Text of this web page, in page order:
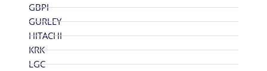
GBPI
GURLEY
HITACHI
KRK
LGC